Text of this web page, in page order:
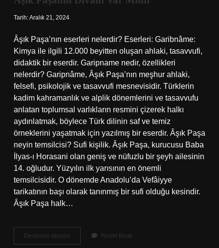
Tarih: Aralık 21, 2024
Âşık Paşa’nın eserleri nelerdir? Eserleri: Garibnâme:
Kimya ile ilgili 12.000 beyitten oluşan ahlaki, tasavvufi,
didaktik bir eserdir. Garipname nedir, özellikleri
nelerdir? Garipnâme, Âşık Paşa’nın meşhur ahlaki,
felsefi, psikolojik ve tasavvufi mesnevisidir. Türklerin
kadim kahramanlık ve alplik dönemlerini ve tasavvufu
anlatan toplumsal varlıkların resmini çizerek halkı
aydınlatmak, böylece Türk dilinin saf ve temiz
örneklerini yaşatmak için yazılmış bir eserdir. Âşık Paşa
neyin temsilcisi? Sufi kişilik. Âşık Paşa, kurucusu Baba
İlyas-ı Horasani olan geniş ve nüfuzlu bir şeyh ailesinin
14. oğludur. Yüzyılın ilk yarısının en önemli
temsilcisidir. O dönemde Anadolu’da Vefâiyye
tarikatının başı olarak tanınmış bir sufi olduğu kesindir.
Âşık Paşa halk…
Devamını okuyun
Paşanın
Yorum Bırak